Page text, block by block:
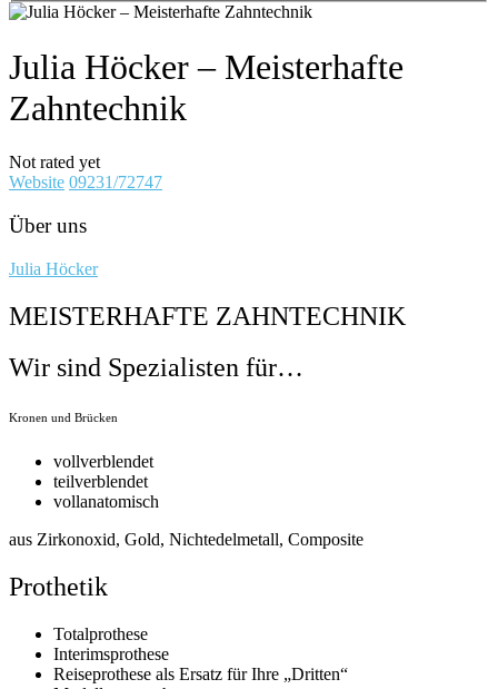
Julia Höcker – Meisterhafte
Zahntechnik
Not rated yet
Website 09231/72747
Über uns
Julia Höcker
MEISTERHAFTE ZAHNTECHNIK
Wir sind Spezialisten für…
Kronen und Brücken
vollverblendet
teilverblendet
vollanatomisch
aus Zirkonoxid, Gold, Nichtedelmetall, Composite
Prothetik
Totalprothese
Interimsprothese
Reiseprothese als Ersatz für Ihre „Dritten“